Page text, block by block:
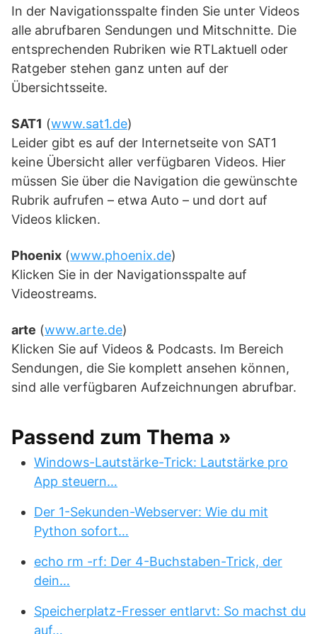
In der Navigationsspalte finden Sie unter Videos
alle abrufbaren Sendungen und Mitschnitte. Die
entsprechenden Rubriken wie RTLaktuell oder
Ratgeber stehen ganz unten auf der
Übersichtsseite.
SAT1 (www.sat1.de)
Leider gibt es auf der Internetseite von SAT1
keine Übersicht aller verfügbaren Videos. Hier
müssen Sie über die Navigation die gewünschte
Rubrik aufrufen – etwa Auto – und dort auf
Videos klicken.
Phoenix (www.phoenix.de)
Klicken Sie in der Navigationsspalte auf
Videostreams.
arte (www.arte.de)
Klicken Sie auf Videos & Podcasts. Im Bereich
Sendungen, die Sie komplett ansehen können,
sind alle verfügbaren Aufzeichnungen abrufbar.
Passend zum Thema »
Windows-Lautstärke-Trick: Lautstärke pro
App steuern…
Der 1-Sekunden-Webserver: Wie du mit
Python sofort…
echo rm -rf: Der 4-Buchstaben-Trick, der
dein…
Speicherplatz-Fresser entlarvt: So machst du
auf…